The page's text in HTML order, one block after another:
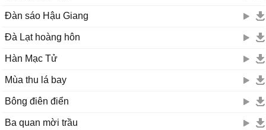
Đàn sáo Hậu Giang
Đà Lạt hoàng hôn
Hàn Mạc Tử
Mùa thu lá bay
Bông điên điển
Ba quan mời trầu